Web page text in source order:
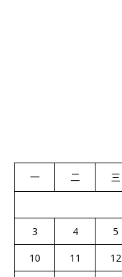
一 二 三
3
4 5
10
11 12